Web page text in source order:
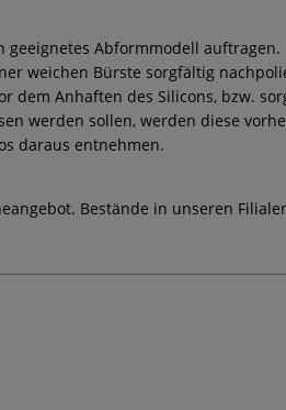
geeignetes Abformmodell auftragen.
weichen Bürste sorgfältig
Anhaften des Silicons, bzw.
werden sollen, werden diese
daraus entnehmen.
Bestände in unseren